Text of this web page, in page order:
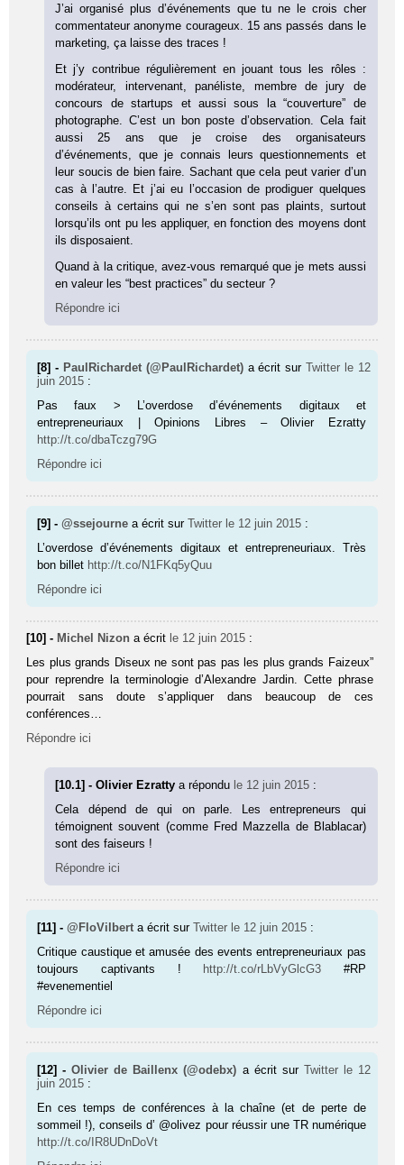
J’ai organisé plus d’événements que tu ne le crois cher
commentateur anonyme courageux. 15 ans passés dans le
marketing, ça laisse des traces !
Et j’y contribue régulièrement en jouant tous les rôles :
modérateur, intervenant, panéliste, membre de jury de
concours de startups et aussi sous la “couverture” de
photographe. C’est un bon poste d’observation. Cela fait
aussi 25 ans que je croise des organisateurs
d’événements, que je connais leurs questionnements et
leur soucis de bien faire. Sachant que cela peut varier d’un
cas à l’autre. Et j’ai eu l’occasion de prodiguer quelques
conseils à certains qui ne s’en sont pas plaints, surtout
lorsqu’ils ont pu les appliquer, en fonction des moyens dont
ils disposaient.
Quand à la critique, avez-vous remarqué que je mets aussi
en valeur les “best practices” du secteur ?
Répondre ici
[8] - PaulRichardet (@PaulRichardet) a écrit surTwitter le 12
juin 2015 :
Pas faux > L’overdose d’événements digitaux et
entrepreneuriaux | Opinions Libres – Olivier Ezratty
http://t.co/dbaTczg79G
Répondre ici
[9] -@ssejourne a écrit surTwitter le 12 juin 2015 :
L’overdose d’événements digitaux et entrepreneuriaux. Très
bon billet http://t.co/N1FKq5yQuu
Répondre ici
[10] - Michel Nizon a écrit le 12 juin 2015 :
Les plus grands Diseux ne sont pas pas les plus grands Faizeux”
pour reprendre la terminologie d’Alexandre Jardin. Cette phrase
pourrait sans doute s’appliquer dans beaucoup de ces
conférences…
Répondre ici
[10.1] - Olivier Ezrattya répondu le 12 juin 2015 :
Cela dépend de qui on parle. Les entrepreneurs qui
témoignent souvent (comme Fred Mazzella de Blablacar)
sont des faiseurs !
Répondre ici
[11] -@FloVilbert a écrit surTwitter le 12 juin 2015 :
Critique caustique et amusée des events entrepreneuriaux pas
toujours captivants !
http://t.co/rLbVyGlcG3 #RP
#evenementiel
Répondre ici
[12] -Olivier de Baillenx (@odebx) a écrit sur Twitter
le 12
juin 2015 :
En ces temps de conférences à la chaîne (et de perte de
sommeil !), conseils d’ @olivez pour réussir une TR numérique
http://t.co/IR8UDnDoVt